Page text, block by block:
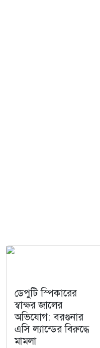
ডেপুটি স্পিকারের
স্বাক্ষর জালের
অভিযোগ: বরগুনার
এসি ল্যান্ডের বিরুদ্ধে
মামলা